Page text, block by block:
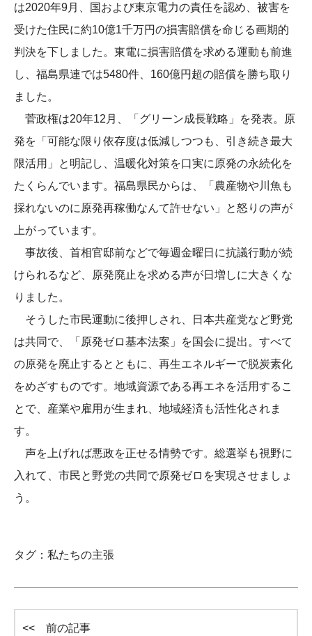
は2020年9月、国および東京電力の責任を認め、被害を
受けた住民に約10億1千万円の損害賠償を命じる画期的
判決を下しました。東電に損害賠償を求める運動も前進
し、福島県連では5480件、160億円超の賠償を勝ち取り
ました。
菅政権は20年12月、「グリーン成長戦略」を発表。原
発を「可能な限り依存度は低減しつつも、引き続き最大
限活用」と明記し、温暖化対策を口実に原発の永続化を
たくらんでいます。福島県民からは、「農産物や川魚も
採れないのに原発再稼働なんて許せない」と怒りの声が
上がっています。
事故後、首相官邸前などで毎週金曜日に抗議行動が続
けられるなど、原発廃止を求める声が日増しに大きくな
りました。
そうした市民運動に後押しされ、日本共産党など野党
は共同で、「原発ゼロ基本法案」を国会に提出。すべて
の原発を廃止するとともに、再生エネルギーで脱炭素化
をめざすものです。地域資源である再エネを活用するこ
とで、産業や雇用が生まれ、地域経済も活性化されま
す。
声を上げれば悪政を正せる情勢です。総選挙も視野に
入れて、市民と野党の共同で原発ゼロを実現させましょ
う。
タグ： 私たちの主張
<< 前の記事